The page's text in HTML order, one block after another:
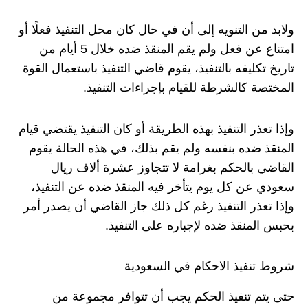
ولابد من التنويه إلى أن في حال كان محل التنفيذ فعلًا أو
امتناع عن فعل ولم يقم المنقذ ضده خلال 5 أيام من
تاريخ تكليفه بالتنفيذ، يقوم قاضي التنفيذ باستعمال القوة
المختصة كالشرطة للقيام بإجراءات التنفيذ.
وإذا تعذر التنفيذ بهذه الطريقة أو كان التنفيذ يقتضي قيام
المنقذ ضده بنفسه ولم يقم بذلك، في هذه الحالة يقوم
القاضي بالحكم بغرامة لا تتجاوز عشرة ألاف ريال
سعودي عن كل يوم يتأخر فيه المنقذ ضده عن التنفيذ،
وإذا تعذر التنفيذ رغم كل ذلك جاز القاضي أن يصدر أمر
بحبس المنقذ ضده لإجباره على التنفيذ.
شروط تنفيذ الاحكام في السعودية
حتى يتم تنفيذ الحكم يجب أن تتوافر مجموعة من